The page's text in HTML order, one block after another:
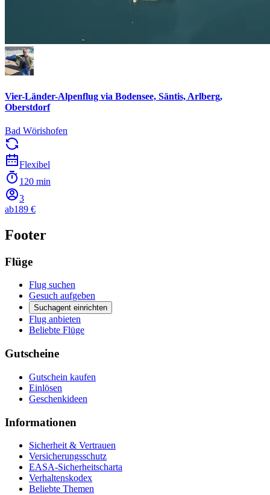
Vier-Länder-Alpenflug via Bodensee, Säntis, Arlberg,
Oberstdorf
Bad Wörishofen
Flexibel
120 min
3
ab189 €
Footer
Flüge
Flug suchen
Gesuch aufgeben
Suchagent einrichten
Flug anbieten
Beliebte Flüge
Gutscheine
Gutschein kaufen
Einlösen
Geschenkideen
Informationen
Sicherheit & Vertrauen
Versicherungsschutz
EASA-Sicherheitscharta
Verhaltenskodex
Beliebte Themen